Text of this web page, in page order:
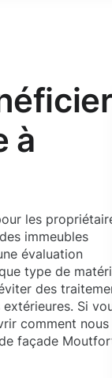
à
les
immeubles
évaluation
type de
des
Si
comment nous
façade